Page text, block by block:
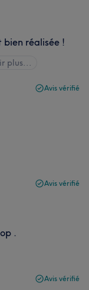
réalisée !
plus...
Avis vérifié
Avis vérifié
.
Avis vérifié